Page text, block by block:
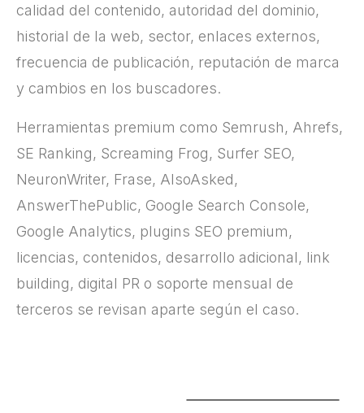
calidad del contenido, autoridad del dominio,
historial de la web, sector, enlaces externos,
frecuencia de publicación, reputación de marca
y cambios en los buscadores.
Herramientas premium como Semrush, Ahrefs,
SE Ranking, Screaming Frog, Surfer SEO,
NeuronWriter, Frase, AlsoAsked,
AnswerThePublic, Google Search Console,
Google Analytics, plugins SEO premium,
licencias, contenidos, desarrollo adicional, link
building, digital PR o soporte mensual de
terceros se revisan aparte según el caso.